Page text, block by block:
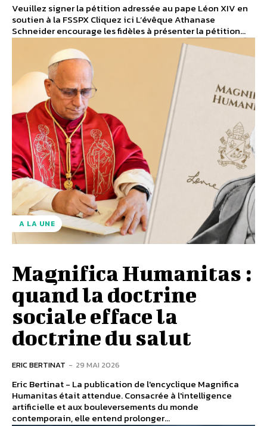
Veuillez signer la pétition adressée au pape Léon XIV en
soutien à la FSSPX Cliquez ici L’évêque Athanase
Schneider encourage les fidèles à présenter la pétition...
A LA UNE
Magnifica Humanitas :
quand la doctrine
sociale efface la
doctrine du salut
ERIC BERTINAT - 29 MAI 2026
Eric Bertinat - La publication de l'encyclique Magnifica
Humanitas était attendue. Consacrée à l'intelligence
artificielle et aux bouleversements du monde
contemporain, elle entend prolonger...